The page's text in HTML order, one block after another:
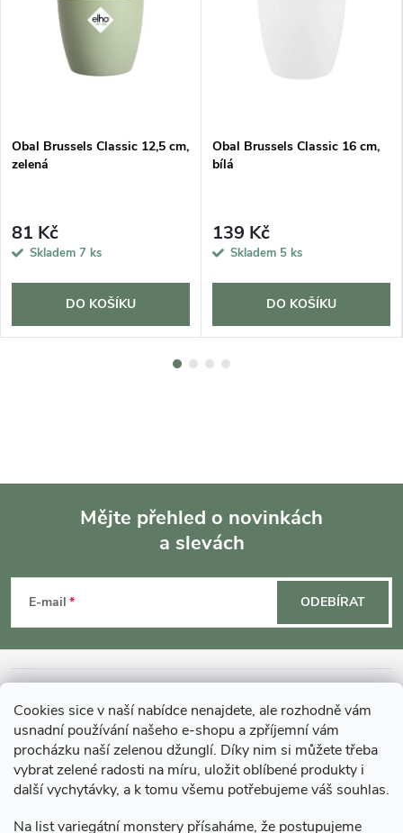
Cookies sice v naší nabídce nenajdete, ale rozhodně vám
usnadní používání našeho e-shopu a zpříjemní vám
procházku naší zelenou džunglí. Díky nim si můžete třeba
vybrat zelené radosti na míru, uložit oblíbené produkty i
další vychytávky, a k tomu všemu potřebujeme váš souhlas.
Na list variegátní monstery přísaháme, že postupujeme
Obal Brussels Classic 12,5 cm,
zelená
81 Kč
Skladem 7 ks
DO KOŠÍKU
Obal Brussels Classic 16 cm,
bílá
139 Kč
Skladem 5 ks
DO KOŠÍKU
p
a
Mějte přehled o novinkách
a slevách
E-mail ODEBÍRAT
MOHLO BY VÁS ZAJÍMAT
O GARDNERS